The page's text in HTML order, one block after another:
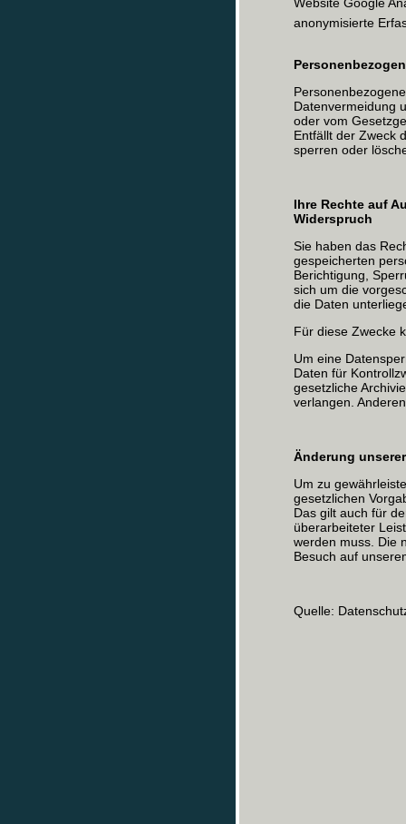
anonymisierte
Datenvermeidung
oder vom
Entfällt der Zweck
sperren oder
Ihre Rechte auf
Widerspruch
Sie haben das
gespeicherten
Berichtigung,
sich um die
die Daten
Für diese Zwecke
Um eine
Daten für
gesetzliche
verlangen.
Änderung
Um zu
gesetzlichen
Das gilt auch für
überarbeiteter
werden muss. Die
Besuch auf
Quelle: